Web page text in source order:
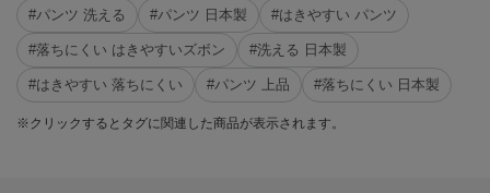
#パンツ 洗える #パンツ 日本製 #はきやすい パンツ
#落ちにくい はきやすいズボン #洗える 日本製
#はきやすい 落ちにくい #パンツ 上品 #落ちにくい 日本製
※クリックするとタグに関連した商品が表示されます。